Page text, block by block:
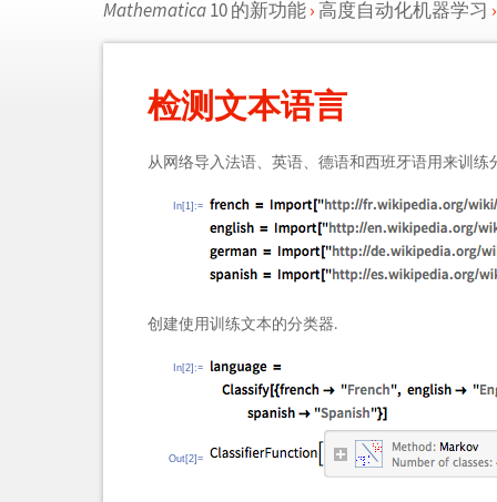
Mathematica10 的新功能 ›高度自动化机器学习 ›
检测文本语言
从网络导入法语、英语、德语和西班牙语用来训练
In[1]:=
创建使用训练文本的分类器.
In[2]:=
Out[2]=